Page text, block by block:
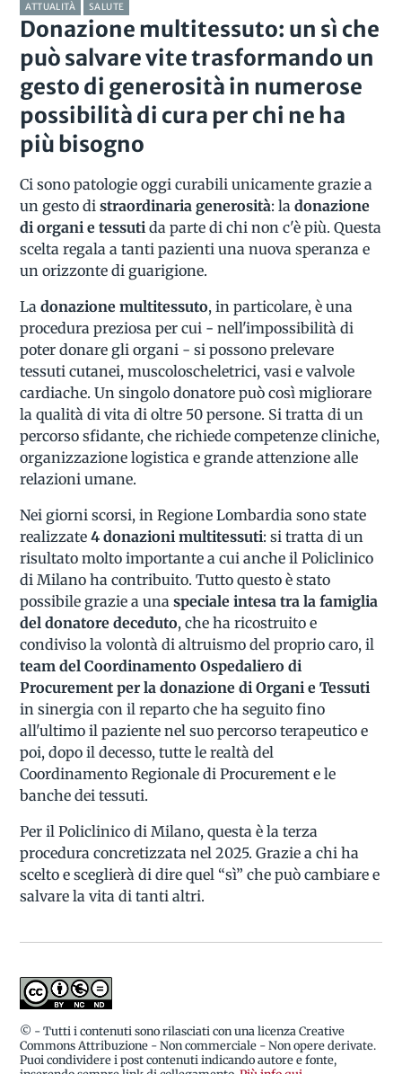
ATTUALITÀ SALUTE
Donazione multitessuto: un sì che
può salvare vite trasformando un
gesto di generosità in numerose
possibilità di cura per chi ne ha
più bisogno
Ci sono patologie oggi curabili unicamente grazie a
un gesto distraordinaria generosità: ladonazione
di organi e tessuti da parte di chi non c'è più. Questa
scelta regala a tanti pazienti una nuova speranza e
un orizzonte di guarigione.
Ladonazione multitessuto, in particolare, è una
procedura preziosa per cui - nell'impossibilità di
poter donare gli organi - si possono prelevare
tessuti cutanei, muscoloscheletrici, vasi e valvole
cardiache. Un singolo donatore può così migliorare
la qualità di vita di oltre 50 persone. Si tratta di un
percorso sfidante, che richiede competenze cliniche,
organizzazione logistica e grande attenzione alle
relazioni umane.
Nei giorni scorsi, in Regione Lombardia sono state
realizzate4 donazioni multitessuti: si tratta di un
risultato molto importante a cui anche il Policlinico
di Milano ha contribuito. Tutto questo è stato
possibile grazie a unaspeciale intesa tra la famiglia
del donatore deceduto, che ha ricostruito e
condiviso la volontà di altruismo del proprio caro, il
team del Coordinamento Ospedaliero di
Procurement per la donazione di Organi e Tessuti
in sinergia con il reparto che ha seguito fino
all'ultimo il paziente nel suo percorso terapeutico e
poi, dopo il decesso, tutte le realtà del
Coordinamento Regionale di Procurement e le
banche dei tessuti.
Per il Policlinico di Milano, questa è la terza
procedura concretizzata nel 2025. Grazie a chi ha
scelto e sceglierà di dire quel “sì” che può cambiare e
salvare la vita di tanti altri.
© - Tutti i contenuti sono rilasciati con una licenza Creative
Commons Attribuzione - Non commerciale - Non opere derivate.
Puoi condividere i post contenuti indicando autore e fonte,